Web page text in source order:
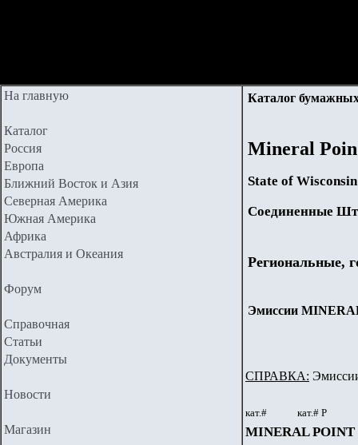
На главную
Каталог
Россия
Европа
Ближний Восток и Азия
Северная Америка
Южная Америка
Африка
Австралия и Океания
Форум
Справочная
Статьи
Документы
Новости
Магазин
Каталог
Mineral Poin
State of Wisconsin
Соединенные
Региональные,
Эмиссии
СПРАВКА:
кат.# кат.# Р
MINERAL POINT